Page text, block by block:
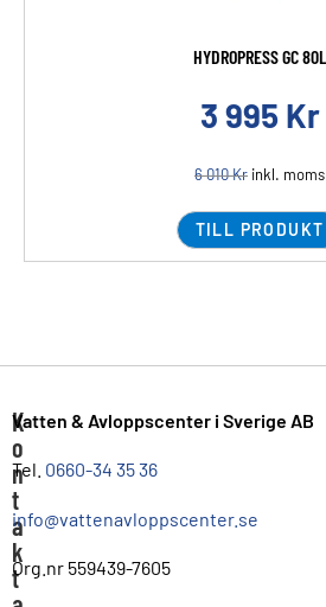
HYDROPRESS GC 80L
3 995 Kr
6 010Kr inkl. moms
TILL PRODUKT
K
o
n
t
a
k
t
Vatten & Avloppscenter i Sverige AB
Tel. 0660-34 35 36
info@vattenavloppscenter.se
Org.nr 559439-7605